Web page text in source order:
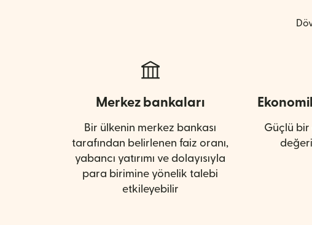
Merkez bankaları
Bir ülkenin merkez bankası
tarafından belirlenen faiz oranı,
yabancı yatırımı ve dolayısıyla
para birimine yönelik talebi
etkileyebilir
Güçlü bir